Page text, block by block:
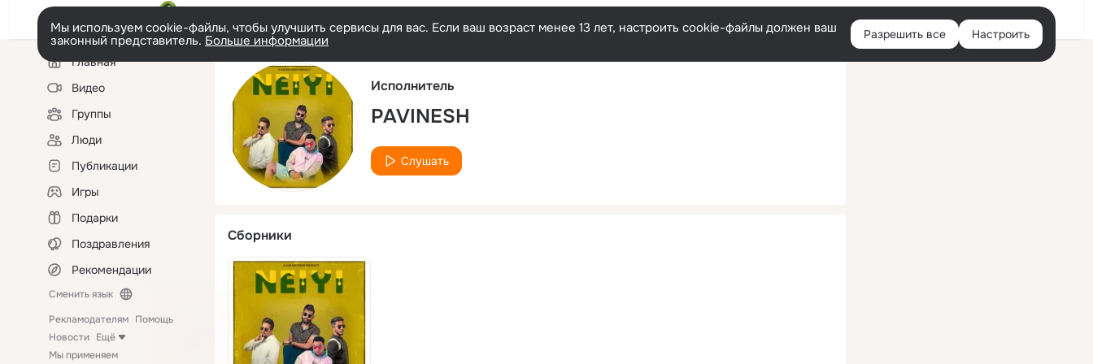
Русский Войти
Мы используем cookie-файлы, чтобы улучшить сервисы для вас. Если ваш возраст менее 13 лет, настроить cookie-файлы должен ваш
законный представитель. Больше информации Разрешить все Настроить
Левая
колонкаГлавная
Видео
Группы
Люди
Публикации
Игры
Подарки
Поздравления
Рекомендации
Сменить язык
Рекламодателям Помощь
Новости Ещё
Мы применяем
Исполнитель
PAVINESH
Слушать
Сборники